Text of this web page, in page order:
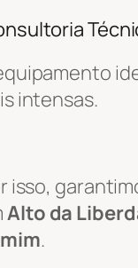
intensas.
isso,
Alto da
.